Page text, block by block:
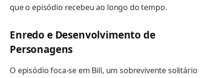
que o episódio recebeu ao longo do tempo.
Enredo e Desenvolvimento de
Personagens
O episódio foca-se em Bill, um sobrevivente solitário